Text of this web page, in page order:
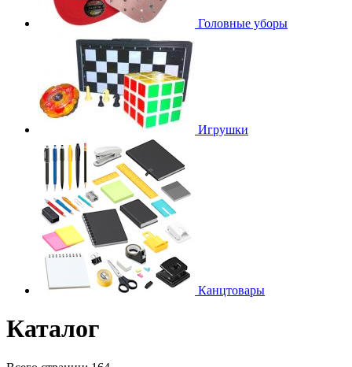
Головные уборы
Игрушки
Канцтовары
Каталог